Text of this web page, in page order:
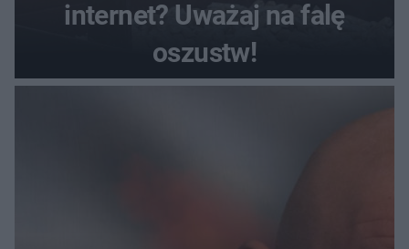
internet? Uważaj na falę
oszustw!